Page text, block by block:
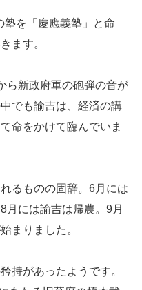
塾を「慶應義塾」と命
ます。
ら新政府軍の砲弾の音が
でも諭吉は、経済の講
命をかけて臨んでいま
るものの固辞。6月には
月には諭吉は帰農。9月
まりました。
持があったようです。